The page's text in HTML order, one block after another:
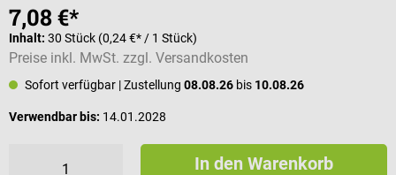
7,08 €*
Inhalt: 30 Stück (0,24 €* / 1 Stück)
Preise inkl. MwSt. zzgl. Versandkosten
Sofort verfügbar | Zustellung 08.08.26 bis 10.08.26
Verwendbar bis: 14.01.2028
In den Warenkorb